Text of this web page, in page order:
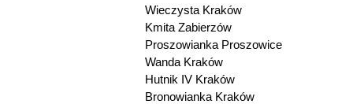
Wieczysta Kraków
Kmita Zabierzów
Proszowianka Proszowice
Wanda Kraków
Hutnik IV Kraków
Bronowianka Kraków